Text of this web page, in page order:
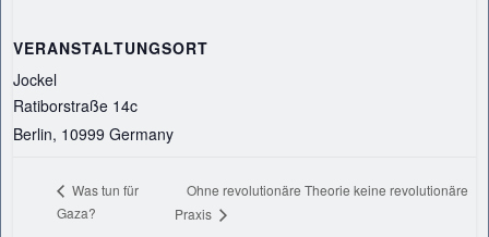
VERANSTALTUNGSORT
Jockel
Ratiborstraße 14c
Berlin, 10999 Germany
Was tun für
Gaza?
Ohne revolutionäre Theorie keine revolutionäre
Praxis